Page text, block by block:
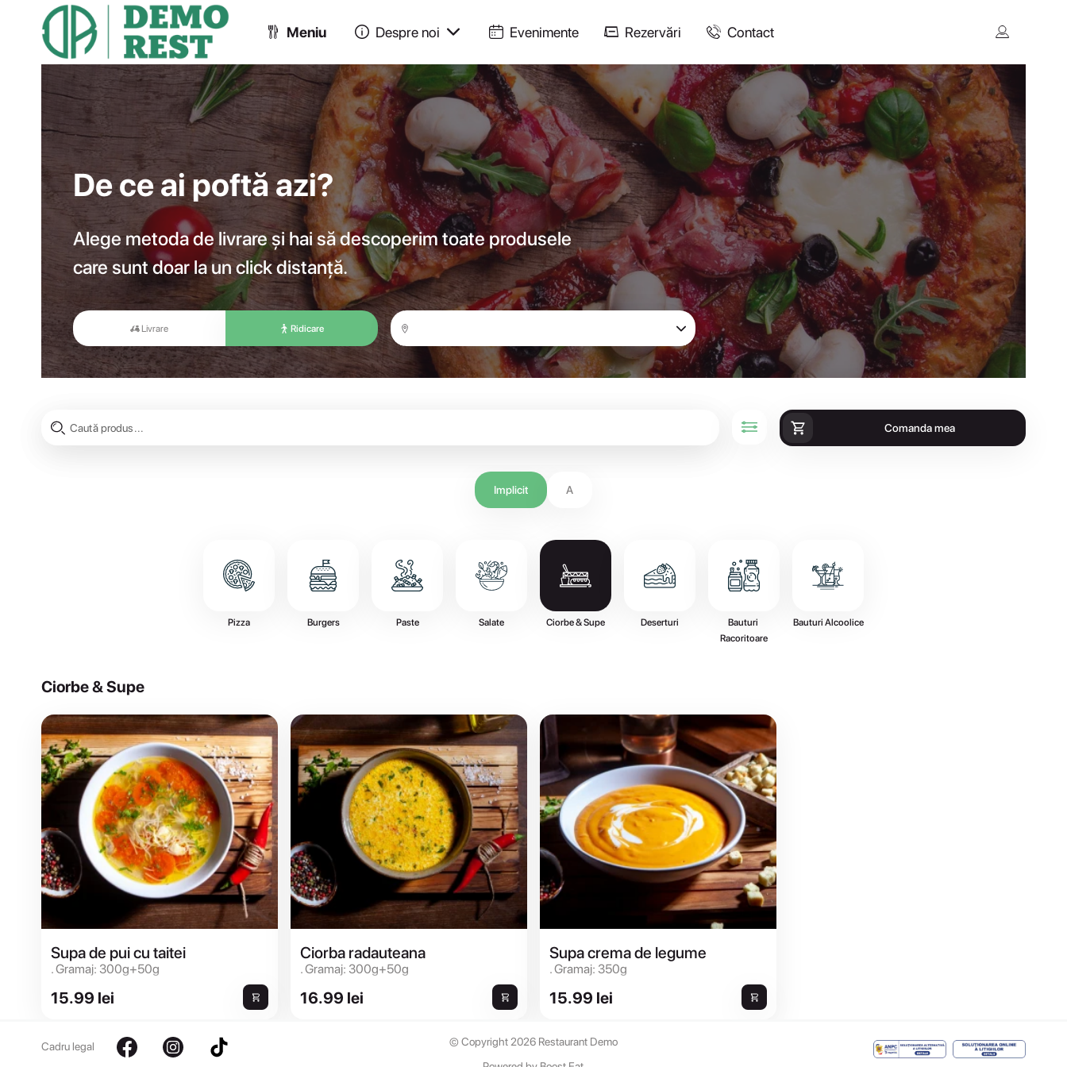
Meniu Despre noi Evenimente Rezervări Contact
De ce ai poftă azi?
Alege metoda de livrare și hai să descoperim toate produsele
care sunt doar la un click distanță.
Livrare Ridicare
Comanda mea
Implicit A
Pizza Burgers Paste Salate Ciorbe & Supe Deserturi
Bauturi
Racoritoare
Bauturi Alcoolice
Ciorbe & Supe
Supa de pui cu taitei
. Gramaj: 300g+50g
15.99 lei
Ciorba radauteana
. Gramaj: 300g+50g
16.99 lei
Supa crema de legume
. Gramaj: 350g
15.99 lei
Cadru legal
© Copyright 2026 Restaurant Demo